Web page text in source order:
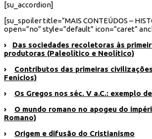
[su_accordion]
[su_spoiler title=”MAIS CONTEÚDOS –
open=”no” style=”default” icon=”caret”
› Das sociedades recoletoras às
produtoras (Paleolítico e Neolítico)
› Contributos das primeiras
Fenícios)
› Os Gregos nos séc. V a.C.: exemplo
› O mundo romano no apogeu do
Romano)
› Origem e difusão do Cristianismo